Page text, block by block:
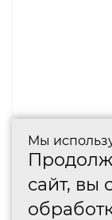
Мы
сайт, вы